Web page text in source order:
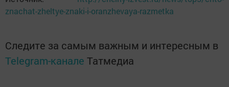
znachat-zheltye-znaki-i-oranzhevaya-razmetka
Следите за самым важным и интересным в
Telegram-канале Татмедиа